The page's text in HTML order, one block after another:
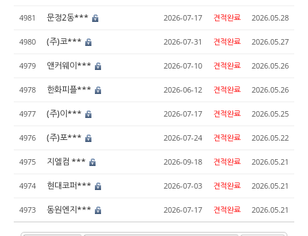
4981 문정2동*** 2026-07-17 견적완료 2026.05.28
4980 (주)코*** 2026-07-31 견적완료 2026.05.27
4979 앤커웨이*** 2026-07-10 견적완료 2026.05.26
4978 한화피플*** 2026-06-12 견적완료 2026.05.26
4977 (주)이*** 2026-07-17 견적완료 2026.05.25
4976 (주)포*** 2026-07-24 견적완료 2026.05.22
4975 지엘컴 *** 2026-09-18 견적완료 2026.05.21
4974 현대코퍼*** 2026-07-03 견적완료 2026.05.21
4973 동원엔지*** 2026-07-17 견적완료 2026.05.21